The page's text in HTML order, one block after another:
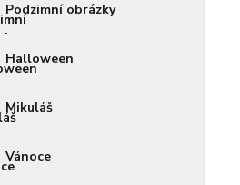
Podzimní obrázky
Halloween
Mikuláš
Vánoce